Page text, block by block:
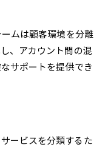
ムは顧客環境を分離
、アカウント間の混
サポートを提供でき
ービスを分類するた